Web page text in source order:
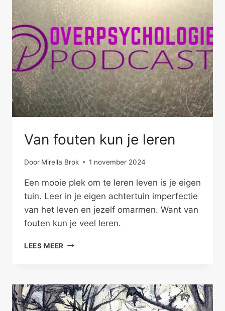
Van fouten kun je leren
Door Mirella Brok 1 november 2024
Een mooie plek om te leren leven is je eigen
tuin. Leer in je eigen achtertuin imperfectie
van het leven en jezelf omarmen. Want van
fouten kun je veel leren.
LEES MEER VAN
LEREN